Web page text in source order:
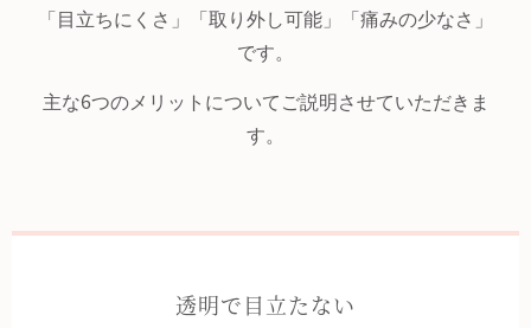
「目立ちにくさ」「取り外し可能」「痛みの少なさ」
です。
主な6つのメリットについてご説明させていただきま
す。
透明で目立たない